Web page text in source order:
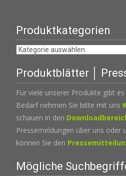
Produktkategorien
Produktblätter │
Für viele unserer Produkte gibt
Bedarf nehmen Sie bitte mit uns
schauen in den
Pressemeldungen über uns oder
können Sie den
Mögliche